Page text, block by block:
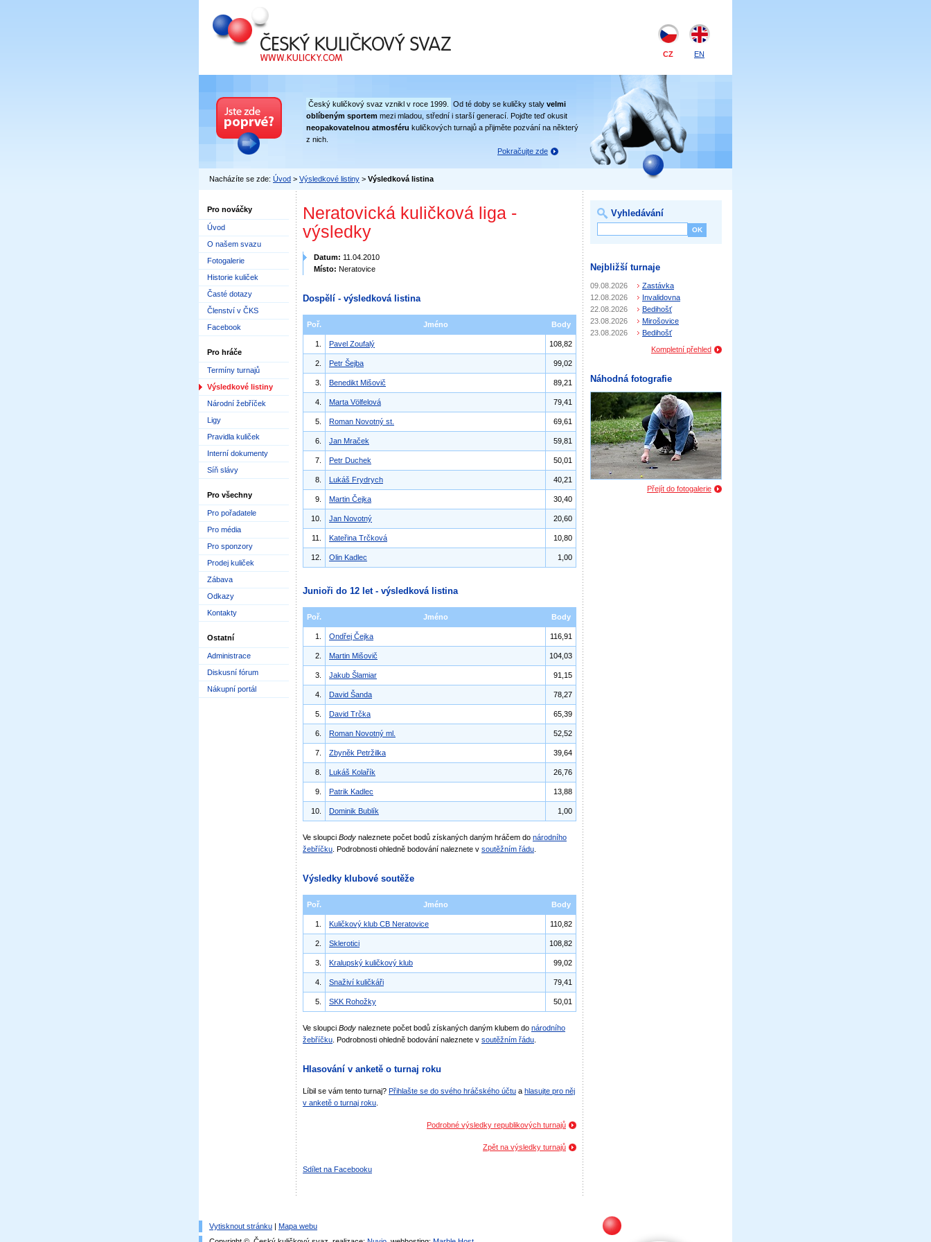
Český kuličkový svaz
CZ EN
Český kuličkový svaz vznikl v roce 1999. Od té doby se kuličky staly velmi
oblíbeným sportem mezi mladou, střední i starší generací. Pojďte teď okusit
neopakovatelnou atmosféru kuličkových turnajů a přijměte pozvání na některý
z nich.
Pokračujte zde
Nacházíte se zde: Úvod > Výsledkové listiny > Výsledková listina
Pro nováčky
Úvod
O našem svazu
Fotogalerie
Historie kuliček
Časté dotazy
Členství v ČKS
Facebook
Pro hráče
Termíny turnajů
Výsledkové listiny
Národní žebříček
Ligy
Pravidla kuliček
Interní dokumenty
Síň slávy
Pro všechny
Pro pořadatele
Pro média
Pro sponzory
Prodej kuliček
Zábava
Odkazy
Kontakty
Ostatní
Administrace
Diskusní fórum
Nákupní portál
Neratovická kuličková liga -
výsledky
Datum: 11.04.2010
Místo: Neratovice
Dospělí - výsledková listina
Poř. Jméno Body
1. Pavel Zoufalý 108,82
2. Petr Šejba 99,02
3. Benedikt Mišovič 89,21
4. Marta Völfelová 79,41
5. Roman Novotný st. 69,61
6. Jan Mraček 59,81
7. Petr Duchek 50,01
8. Lukáš Frydrych 40,21
9. Martin Čejka 30,40
10. Jan Novotný 20,60
11. Kateřina Trčková 10,80
12. Olin Kadlec 1,00
Junioři do 12 let - výsledková listina
Poř. Jméno Body
1. Ondřej Čejka 116,91
2. Martin Mišovič 104,03
3. Jakub Šlamiar 91,15
4. David Šanda 78,27
5. David Trčka 65,39
6. Roman Novotný ml. 52,52
7. Zbyněk Petržilka 39,64
8. Lukáš Kolařík 26,76
9. Patrik Kadlec 13,88
10. Dominik Bublík 1,00
Ve sloupci Body naleznete počet bodů získaných daným hráčem do národního
žebříčku . Podrobnosti ohledně bodování naleznete v soutěžním řádu
Výsledky klubové soutěže
Poř. Jméno Body
1. Kuličkový klub CB Neratovice 110,82
2. Sklerotici 108,82
3. Kralupský kuličkový klub 99,02
4. Snaživí kuličkáři 79,41
5. SKK Rohožky 50,01
Ve sloupci Body naleznete počet bodů získaných daným klubem do národního
žebříčku . Podrobnosti ohledně bodování naleznete v soutěžním řádu
Hlasování v anketě o turnaj roku
Líbil se vám tento turnaj? Přihlašte se do svého hráčského účtu a hlasujte pro něj
v anketě o turnaj roku
Podrobné výsledky republikových turnajů
Zpět na výsledky turnajů
Sdílet na Facebooku
Vyhledávání
Nejbližší turnaje
09.08.2026
Zastávka
12.08.2026
Invalidovna
22.08.2026
Bedihošť
23.08.2026
Mirošovice
23.08.2026
Bedihošť
Kompletní přehled
Náhodná fotografie
Přejít do fotogalerie
Vytisknout stránku | Mapa webu